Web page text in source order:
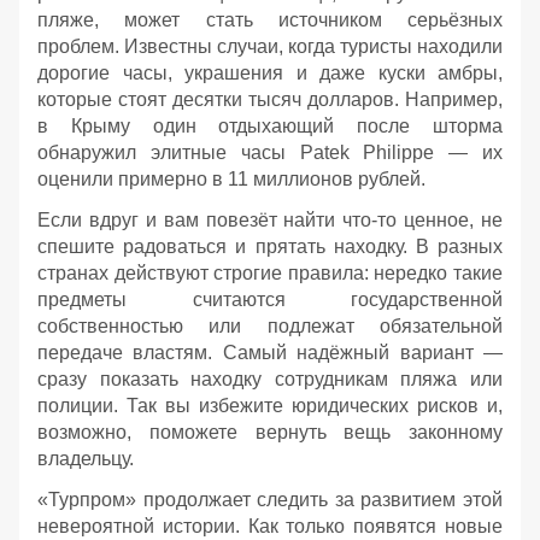
пляже, может стать источником серьёзных
проблем. Известны случаи, когда туристы находили
дорогие часы, украшения и даже куски амбры,
которые стоят десятки тысяч долларов. Например,
в Крыму один отдыхающий после шторма
обнаружил элитные часы Patek Philippe — их
оценили примерно в 11 миллионов рублей.
Если вдруг и вам повезёт найти что‑то ценное, не
спешите радоваться и прятать находку. В разных
странах действуют строгие правила: нередко такие
предметы считаются государственной
собственностью или подлежат обязательной
передаче властям. Самый надёжный вариант —
сразу показать находку сотрудникам пляжа или
полиции. Так вы избежите юридических рисков и,
возможно, поможете вернуть вещь законному
владельцу.
«Турпром» продолжает следить за развитием этой
невероятной истории. Как только появятся новые